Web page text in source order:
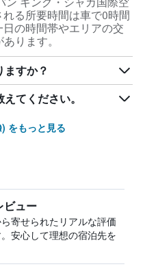
る所要時間は車で0時間
の時間帯やエリアの交
ります。
すか？
てください。
をもっと見る
ビュー
寄せられたリアルな評価
安心して理想の宿泊先を